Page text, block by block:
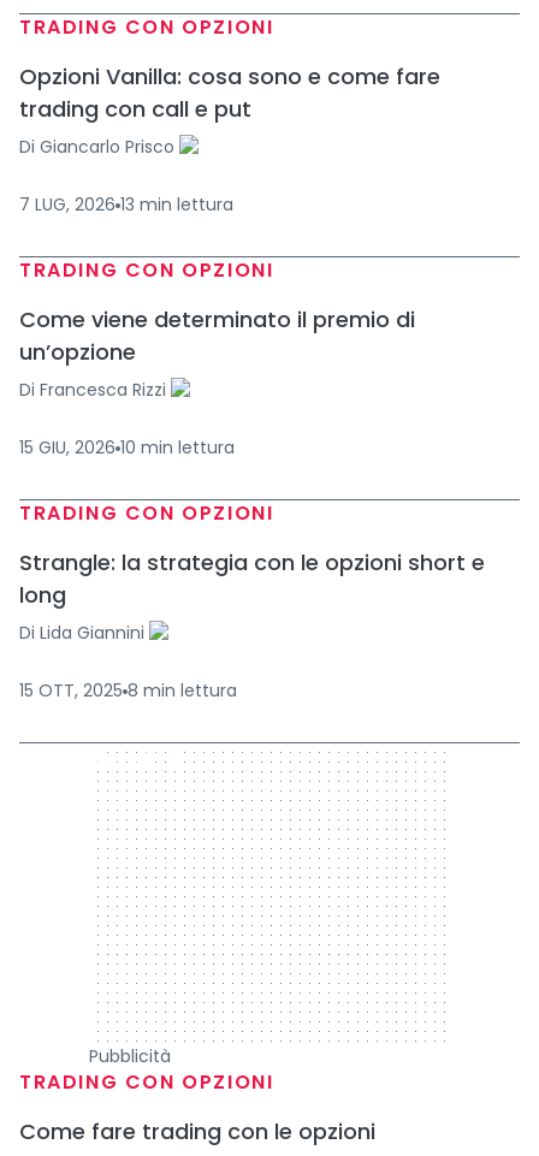
TRADING CON OPZIONI
Opzioni Vanilla: cosa sono e come fare
trading con call e put
Di Giancarlo Prisco
7 LUG, 2026 13 min lettura
TRADING CON OPZIONI
Come viene determinato il premio di
un’opzione
Di Francesca Rizzi
15 GIU, 2026 10 min lettura
TRADING CON OPZIONI
Strangle: la strategia con le opzioni short e
long
Di Lida Giannini
15 OTT, 2025 8 min lettura
300 x 250
Pubblicità
TRADING CON OPZIONI
Come fare trading con le opzioni